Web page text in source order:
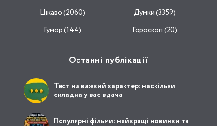
Цікаво (2060)
Думки (3359)
Гумор (144)
Гороскоп (20)
Останні публікації
Тест на важкий характер: наскільки
складна у вас вдача
Популярні фільми: найкращі новинки та